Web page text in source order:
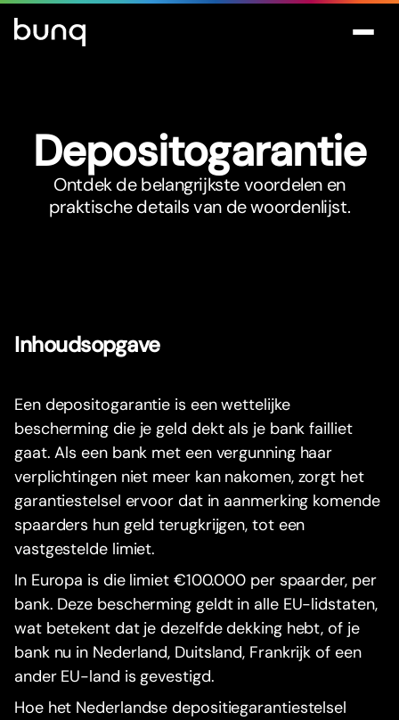
Depositogarantie
Ontdek de belangrijkste voordelen en
praktische details van de woordenlijst.
Inhoudsopgave
Een depositogarantie is een wettelijke
bescherming die je geld dekt als je bank failliet
gaat. Als een bank met een vergunning haar
verplichtingen niet meer kan nakomen, zorgt het
garantiestelsel ervoor dat in aanmerking komende
spaarders hun geld terugkrijgen, tot een
vastgestelde limiet.
In Europa is die limiet €100.000 per spaarder, per
bank. Deze bescherming geldt in alle EU-lidstaten,
wat betekent dat je dezelfde dekking hebt, of je
bank nu in Nederland, Duitsland, Frankrijk of een
ander EU-land is gevestigd.
Hoe het Nederlandse depositiegarantiestelsel